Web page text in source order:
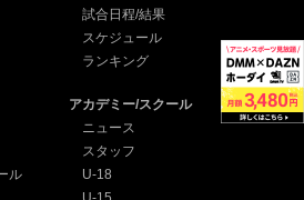
試合日程/結果
スケジュール
ランキング
ル
アカデミー/スクール
ニュース
スタッフ
U-18